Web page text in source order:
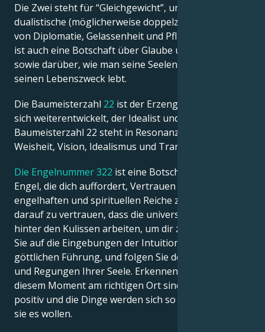
Die Zwei steht für “Gleichgewicht”, und sie teilen die
dualistische (möglicherweise doppelzüngige) Natur
von Diplomatie, Gelassenheit und Pflicht. Die Zahl 2
ist auch eine Botschaft über Glaube und Vertrauen
sowie darüber, wie man seine Seelenmission und
seinen Lebenszweck lebt.
Die Baumeisterzahl 22 ist der Erzengel Raphael, der
sich weiterentwickelt, der Idealist und Visionär ist. Die
Baumeisterzahl 22 steht in Resonanz mit alter
Weisheit, Vision, Idealismus und Transformation.
Die Engelnummer 322 ist eine Botschaft deiner
Engel, die dich auffordert, Vertrauen in die
engelhaften und spirituellen Reiche zu haben und
darauf zu vertrauen, dass die universellen Energien
hinter den Kulissen arbeiten, um dir zu helfen. Hören
Sie auf die Eingebungen der Intuition und der
göttlichen Führung, und folgen Sie den Botschaften
und Regungen Ihrer Seele. Erkennen Sie, dass Sie in
diesem Moment am richtigen Ort sind. Denken Sie
positiv und die Dinge werden sich so entwickeln, wie
sie es wollen.